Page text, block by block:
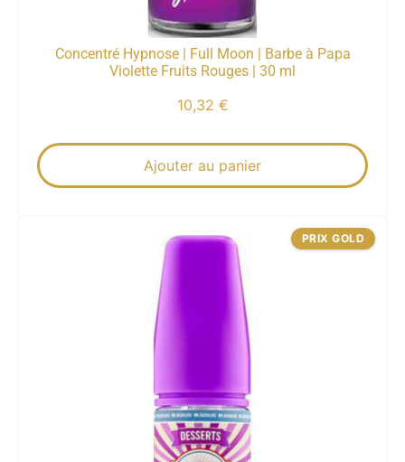
Concentré Hypnose | Full Moon | Barbe à Papa
Violette Fruits Rouges | 30 ml
10,32 €
Ajouter au panier
PRIX GOLD